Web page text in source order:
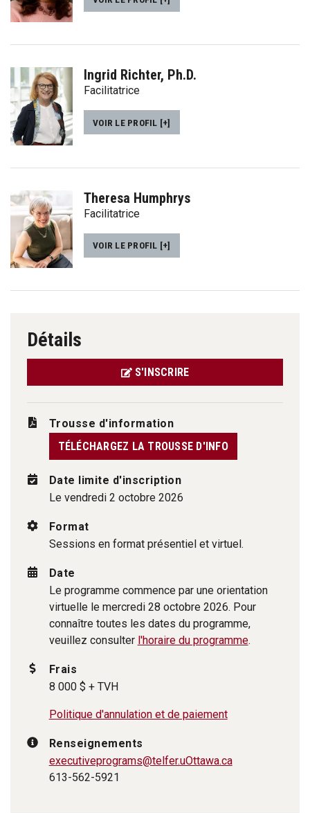
Ingrid Richter, Ph.D.
Facilitatrice
VOIR LE PROFIL [+]
Theresa Humphrys
Facilitatrice
VOIR LE PROFIL [+]
Détails
S'INSCRIRE
Trousse d'information
TÉLÉCHARGEZ LA TROUSSE D'INFO
Date limite d'inscription
Le vendredi 2 octobre 2026
Format
Sessions en format présentiel et virtuel.
Date
Le programme commence par une orientation
virtuelle le mercredi 28 octobre 2026. Pour
connaître toutes les dates du programme,
veuillez consulter l'horaire du programme.
Frais
8 000 $ + TVH
Politique d'annulation et de paiement
Renseignements
executiveprograms@telfer.uOttawa.ca
613-562-5921